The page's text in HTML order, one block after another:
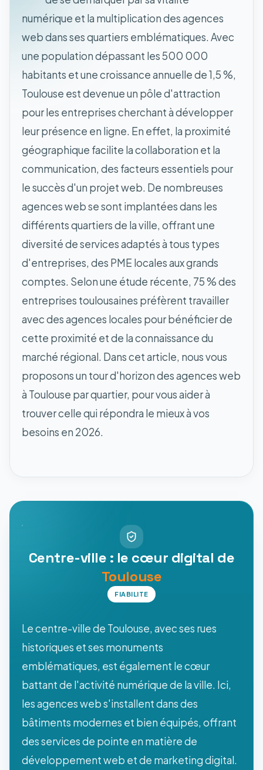
numérique et la multiplication des agences
web dans ses quartiers emblématiques. Avec
une population dépassant les 500 000
habitants et une croissance annuelle de 1,5 %,
Toulouse est devenue un pôle d'attraction
pour les entreprises cherchant à développer
leur présence en ligne. En effet, la proximité
géographique facilite la collaboration et la
communication, des facteurs essentiels pour
le succès d'un projet web. De nombreuses
agences web se sont implantées dans les
différents quartiers de la ville, offrant une
diversité de services adaptés à tous types
d'entreprises, des PME locales aux grands
comptes. Selon une étude récente, 75 % des
entreprises toulousaines préfèrent travailler
avec des agences locales pour bénéficier de
cette proximité et de la connaissance du
marché régional. Dans cet article, nous vous
proposons un tour d'horizon des agences web
à Toulouse par quartier, pour vous aider à
trouver celle qui répondra le mieux à vos
besoins en 2026.
Centre-ville : le cœur digital de
Toulouse
FIABILITE
Le centre-ville de Toulouse, avec ses rues
historiques et ses monuments
emblématiques, est également le cœur
battant de l'activité numérique de la ville. Ici,
les agences web s'installent dans des
bâtiments modernes et bien équipés, offrant
des services de pointe en matière de
développement web et de marketing digital.